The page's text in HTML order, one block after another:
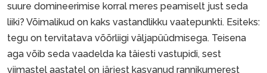
suure domineerimise korral meres peamiselt just seda
liiki? Võimalikud on kaks vastandlikku vaatepunkti. Esiteks:
tegu on tervitatava võõrliigi väljapüüdmisega. Teisena
aga võib seda vaadelda ka täiesti vastupidi, sest
viimastel aastatel on järjest kasvanud rannikumerest